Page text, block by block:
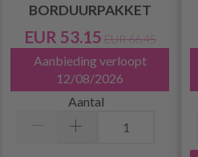
BORDUURPAKKET
EUR 53.15 EUR 66.45
Aanbieding verloopt
12/08/2026
Aantal